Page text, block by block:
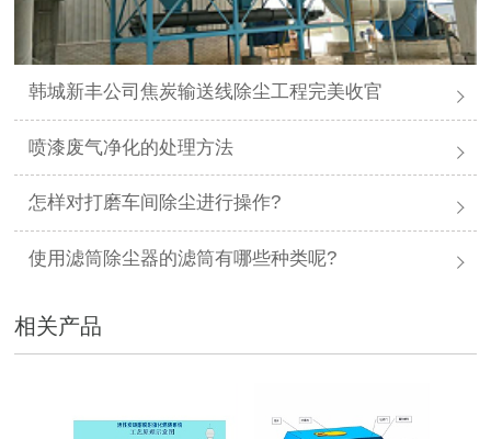
韩城新丰公司焦炭输送线除尘工程完美收官
喷漆废气净化的处理方法
怎样对打磨车间除尘进行操作?
使用滤筒除尘器的滤筒有哪些种类呢?
相关产品